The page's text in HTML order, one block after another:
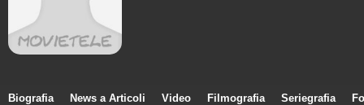
Biografia News a Articoli Video Filmografia Seriegrafia